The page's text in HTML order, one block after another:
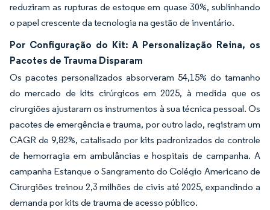
reduziram as rupturas de estoque em quase 30%, sublinhando
o papel crescente da tecnologia na gestão de inventário.
Por Configuração do Kit: A Personalização Reina, os
Pacotes de Trauma Disparam
Os pacotes personalizados absorveram 54,15% do tamanho
do mercado de kits cirúrgicos em 2025, à medida que os
cirurgiões ajustaram os instrumentos à sua técnica pessoal. Os
pacotes de emergência e trauma, por outro lado, registram um
CAGR de 9,82%, catalisado por kits padronizados de controle
de hemorragia em ambulâncias e hospitais de campanha. A
campanha Estanque o Sangramento do Colégio Americano de
Cirurgiões treinou 2,3 milhões de civis até 2025, expandindo a
demanda por kits de trauma de acesso público.